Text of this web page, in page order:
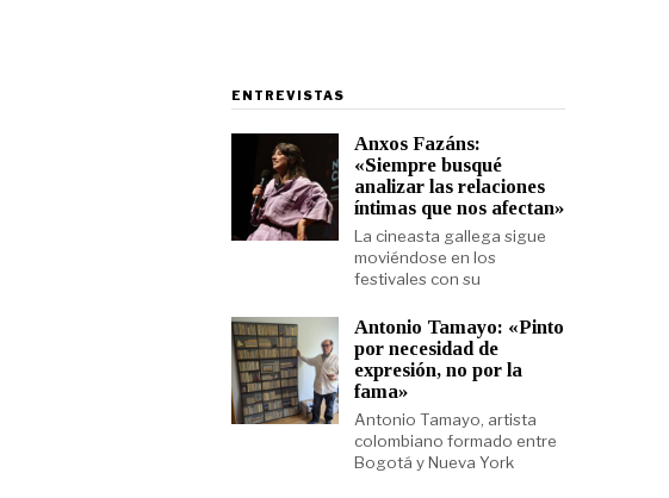
ENTREVISTAS
Anxos Fazáns:
«Siempre busqué
analizar las relaciones
íntimas que nos afectan»
La cineasta gallega sigue
moviéndose en los
festivales con su
Antonio Tamayo: «Pinto
por necesidad de
expresión, no por la
fama»
Antonio Tamayo, artista
colombiano formado entre
Bogotá y Nueva York